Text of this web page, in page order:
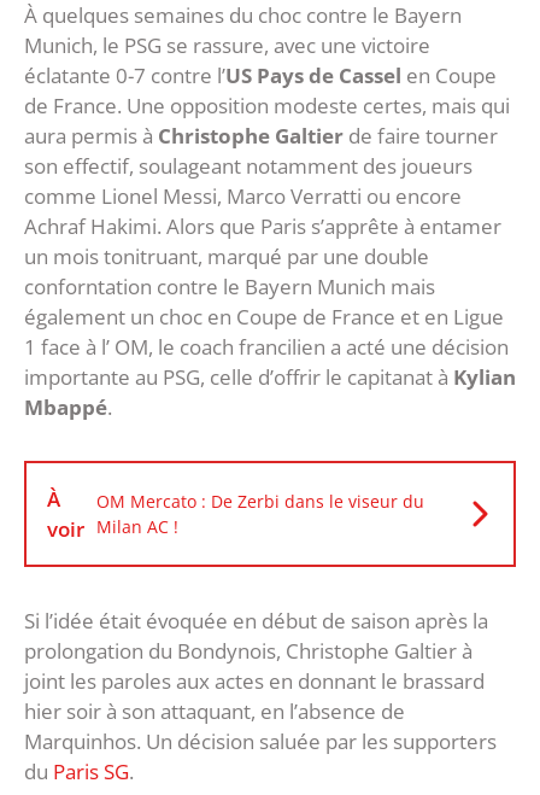
À quelques semaines du choc contre le Bayern
Munich, le PSG se rassure, avec une victoire
éclatante 0-7 contre l’US Pays de Cassel en Coupe
de France. Une opposition modeste certes, mais qui
aura permis à Christophe Galtier de faire tourner
son effectif, soulageant notamment des joueurs
comme Lionel Messi, Marco Verratti ou encore
Achraf Hakimi. Alors que Paris s’apprête à entamer
un mois tonitruant, marqué par une double
conforntation contre le Bayern Munich mais
également un choc en Coupe de France et en Ligue
1 face à l’ OM, le coach francilien a acté une décision
importante au PSG, celle d’offrir le capitanat à Kylian
Mbappé.
À
voir
OM Mercato : De Zerbi dans le viseur du
Milan AC !
Si l’idée était évoquée en début de saison après la
prolongation du Bondynois, Christophe Galtier à
joint les paroles aux actes en donnant le brassard
hier soir à son attaquant, en l’absence de
Marquinhos. Un décision saluée par les supporters
du Paris SG.